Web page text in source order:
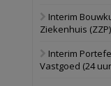
17 september 2026
Interim
Ziekenhuis (ZZP)
Interim
Vastgoed (24